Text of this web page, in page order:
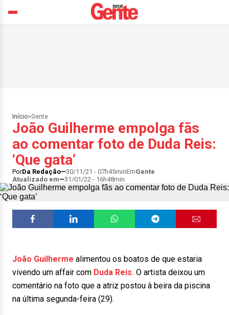
Início>Gente
João Guilherme empolga fãs
ao comentar foto de Duda Reis:
‘Que gata’
PorDa Redação 30/11/21 - 07h45minEmGente
Atualizado em
31/01/22 - 16h48min
João Guilherme alimentou os boatos de que estaria
vivendo um affair com Duda Reis. O artista deixou um
comentário na foto que a atriz postou à beira da piscina
na última segunda-feira (29).